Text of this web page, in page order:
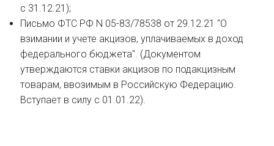
с 31.12.21);
Письмо ФТС РФ N 05-83/78538 от 29.12.21 "О
взимании и учете акцизов, уплачиваемых в доход
федерального бюджета". (Документом
утверждаются ставки акцизов по подакцизным
товарам, ввозимым в Российскую Федерацию.
Вступает в силу с 01.01.22).